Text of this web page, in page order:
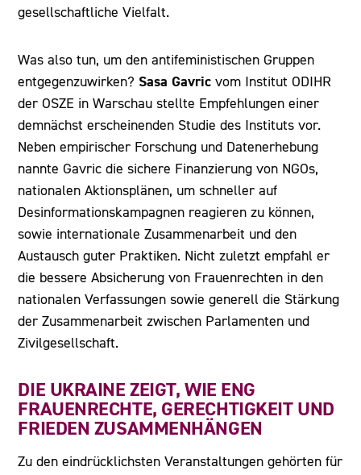
gesellschaftliche Vielfalt.
Was also tun, um den antifeministischen Gruppen
entgegenzuwirken?Sasa Gavricvom Institut ODIHR
der OSZE in Warschau stellte Empfehlungen einer
demnächst erscheinenden Studie des Instituts vor.
Neben empirischer Forschung und Datenerhebung
nannte Gavric die sichere Finanzierung von NGOs,
nationalen Aktionsplänen, um schneller auf
Desinformationskampagnen reagieren zu können,
sowie internationale Zusammenarbeit und den
Austausch guter Praktiken. Nicht zuletzt empfahl er
die bessere Absicherung von Frauenrechten in den
nationalen Verfassungen sowie generell die Stärkung
der Zusammenarbeit zwischen Parlamenten und
Zivilgesellschaft.
DIE UKRAINE ZEIGT, WIE ENG
FRAUENRECHTE, GERECHTIGKEIT UND
FRIEDEN ZUSAMMENHÄNGEN
Zu den eindrücklichsten Veranstaltungen gehörten für